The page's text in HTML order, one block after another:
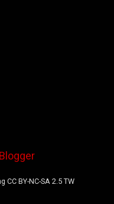
BY-NC-SA 2.5 TW